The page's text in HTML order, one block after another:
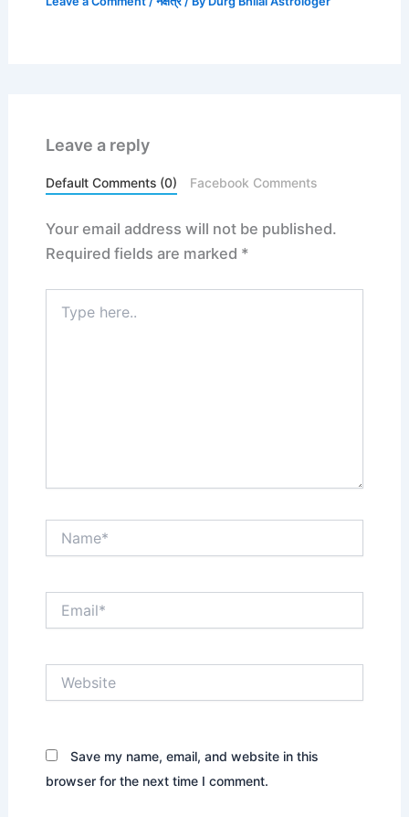
Leave a reply
Default Comments (0) Facebook Comments
Your email address will not be published.
Required fields are marked *
here..
Save my name, email, and website in this
browser for the next time I comment.